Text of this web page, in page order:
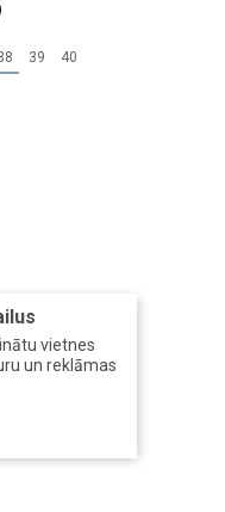
vietnes
un reklāmas
39 40